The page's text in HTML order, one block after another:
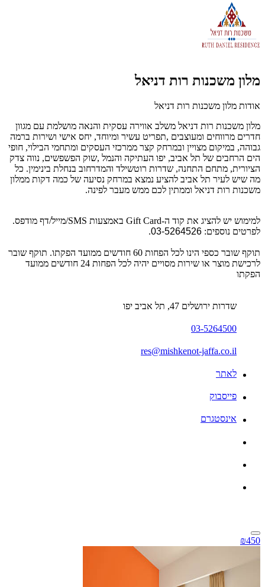
מלון משכנות רות דניאל
אודות מלון משכנות רות דניאל
מלון משכנות רות דניאל משלב אווירה עסקית והנאה מושלמת עם מגוון
חדרים מרווחים ומעוצבים ,תפריט עשיר ומיוחד, יחס אישי ושירות ברמה
גבוהה, במיקום מצויין ובמרחק קצר ממרכזי העסקים ומתחמי הבילוי, חופי
הים הרחבים של תל אביב, יפו העתיקה והנמל ,שוק הפשפשים, נווה צדק
הציורית, מתחם התחנה, שדרות רוטשילד והמדרחוב בנחלת בינימין. כל
מה שיש לעיר תל אביב להציע נמצא במרחק נסיעה של כמה דקות ממלון
משכנות רות דניאל וממתין לכם ממש מעבר לפינה.
למימוש יש להציג את קוד ה-Gift Card באמצעות SMS/מייל/דף מודפס.
לפרטים נוספים: 03-5264526
.
תוקף שובר כספי הינו לכל הפחות 60 חודשים ממועד הפקתו. תוקף שובר
לרכישת מוצר או שירות מסויים יהיה לכל הפחות 24 חודשים ממועד
הפקתו
שדרות ירושלים 47, תל אביב יפו
03-5264500
res@mishkenot-jaffa.co.il
לאתר
פייסבוק
אינסטגרם
₪450